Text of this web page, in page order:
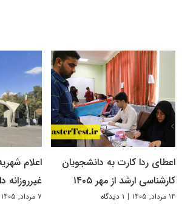
اعطای ردا کارت به دانشجویان
کارشناسی ارشد از مهر ۱۴۰۵
۱۴ مرداد, ۱۴۰۵ | ۱ دیدگاه
اعلام
غیرروزانه
۷ مرداد, ۱۴۰۵